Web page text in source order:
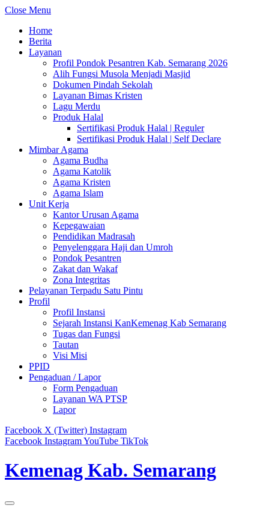
Close Menu
Home
Berita
Layanan
Profil Pondok Pesantren Kab. Semarang 2026
Alih Fungsi Musola Menjadi Masjid
Dokumen Pindah Sekolah
Layanan Bimas Kristen
Lagu Merdu
Produk Halal
Sertifikasi Produk Halal | Reguler
Sertifikasi Produk Halal | Self Declare
Mimbar Agama
Agama Budha
Agama Katolik
Agama Kristen
Agama Islam
Unit Kerja
Kantor Urusan Agama
Kepegawaian
Pendidikan Madrasah
Penyelenggara Haji dan Umroh
Pondok Pesantren
Zakat dan Wakaf
Zona Integritas
Pelayanan Terpadu Satu Pintu
Profil
Profil Instansi
Sejarah Instansi KanKemenag Kab Semarang
Tugas dan Fungsi
Tautan
Visi Misi
PPID
Pengaduan / Lapor
Form Pengaduan
Layanan WA PTSP
Lapor
Facebook X (Twitter) Instagram
Facebook InstagramYouTube TikTok
Kemenag Kab. Semarang